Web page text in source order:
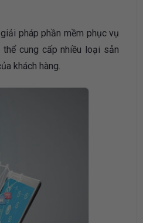
pháp phần mềm phục vụ
thể cung cấp nhiều loại sản
khách hàng.